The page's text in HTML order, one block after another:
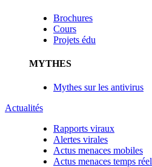
Brochures
Cours
Projets édu
MYTHES
Mythes sur les antivirus
Actualités
Rapports viraux
Alertes virales
Actus menaces mobiles
Actus menaces temps réel